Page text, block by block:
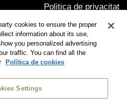
Politica de privacitat
Política de qualitat
Certificats
Canal Ético
cookies to ensure the proper
information about its use,
you personalized advertising
traffic. You can find all the
Política de cookies
Settings